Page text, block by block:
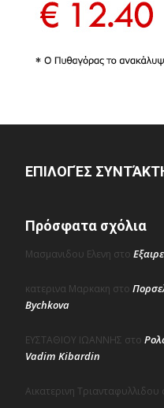
ΕΠΙΛΟΓΈΣ
Πρόσφατα σχόλια
Μασμανιδου Ελενη στο
κατερινα Μαρκακη στο
Bychkova
ΕΥΣΤΑΘΙΟΥ ΙΩΑΝΝΗΣ στο
Vadim Kibardin
Αικατερινη Τριανταφυλλιδου